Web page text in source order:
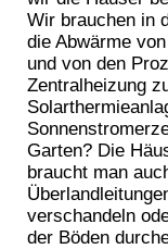
Wir brauchen in
die Abwärme
und von den
Zentralheizung
Garten? Die
braucht man
verschandeln
der Böden